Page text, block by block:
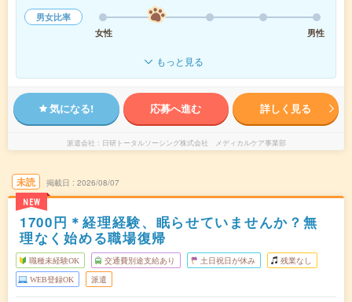
男女比率
女性
男性
もっと見る
気になる! 応募へ進む 詳しく見る
派遣会社 日研トータルソーシング株式会社 メディカルケア事業部
未読
NEW
掲載日 2026/08/07
1700円＊経理経験、眠らせていませんか？無
理なく始める職場復帰
職種未経験OK 交通費別途支給あり 土日祝日が休み 残業なし
WEB登録OK 派遣